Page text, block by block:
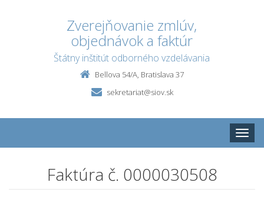
Zverejňovanie zmlúv,
objednávok a faktúr
Štátny inštitút odborného vzdelávania
Bellova 54/A, Bratislava 37
sekretariat@siov.sk
Toggle
Faktúra č. 0000030508